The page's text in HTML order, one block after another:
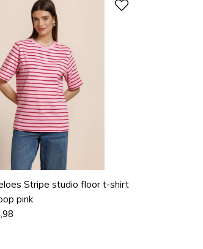
Stripe studio floor t-shirt
pink